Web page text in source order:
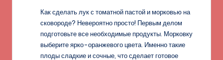
Как сделать лук с томатной пастой и морковью на
сковороде? Невероятно просто! Первым делом
подготовьте все необходимые продукты. Морковку
выберите ярко-оранжевого цвета. Именно такие
плоды сладкие и сочные, что сделает готовое